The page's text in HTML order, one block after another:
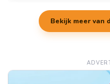
Bekijk meer van